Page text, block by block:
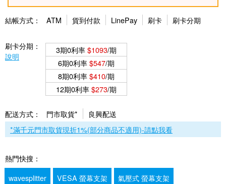
結帳方式： ATM 貨到付款 LinePay 刷卡 刷卡分期
刷卡分期：
說明
3期0利率$1093/期
6期0利率$547/期
8期0利率$410/期
12期0利率$273/期
配送方式： 門市取貨*
良興配送
*滿千元門市取貨現折1%(部分商品不適用)-請點我看
熱門快搜：
wavesplitter
VESA 螢幕支架 氣壓式 螢幕支架